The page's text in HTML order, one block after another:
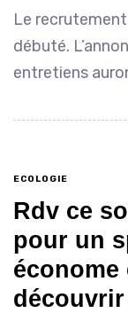
Le
débuté.
entretiens
ECOLOGIE
Rdv ce
pour un
économe